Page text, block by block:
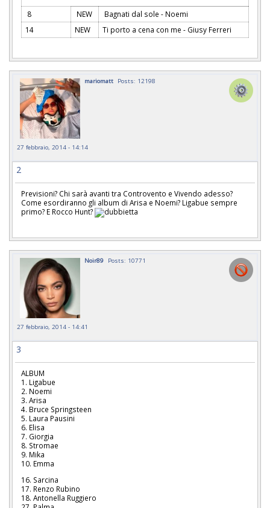
8 NEW
Bagnati dal sole - Noemi
14
NEW Ti porto a cena con me - Giusy Ferreri
mariomatt Posts: 12198
27 febbraio, 2014 - 14:14
2
Previsioni? Chi sarà avanti tra Controvento e Vivendo adesso?
Come esordiranno gli album di Arisa e Noemi? Ligabue sempre
primo? E Rocco Hunt?
Noir89 Posts: 10771
27 febbraio, 2014 - 14:41
3
ALBUM
1. Ligabue
2. Noemi
3. Arisa
4. Bruce Springsteen
5. Laura Pausini
6. Elisa
7. Giorgia
8. Stromae
9. Mika
10. Emma
16. Sarcina
17. Renzo Rubino
18. Antonella Ruggiero